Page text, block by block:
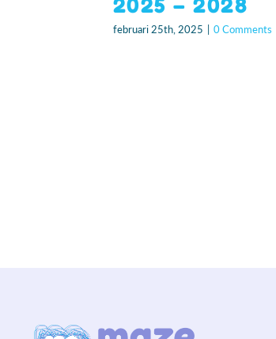
2025 – 2028
februari 25th, 2025 0 Comments